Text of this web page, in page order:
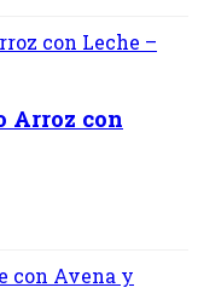
Arroz con